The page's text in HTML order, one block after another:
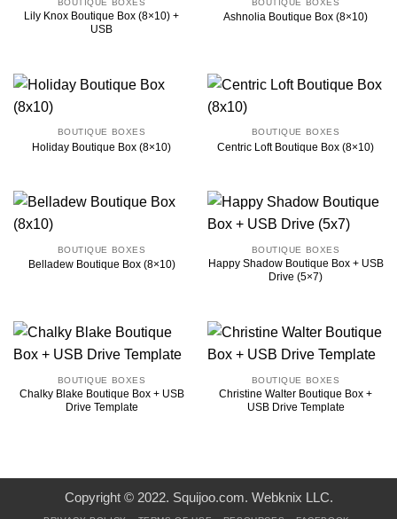
Lily Knox Boutique Box (8×10) +
USB
Ashnolia Boutique Box (8×10)
BOUTIQUE BOXES
Holiday Boutique Box (8×10)
BOUTIQUE BOXES
Centric Loft Boutique Box (8×10)
BOUTIQUE BOXES
Belladew Boutique Box (8×10)
BOUTIQUE BOXES
Happy Shadow Boutique Box + USB
Drive (5×7)
BOUTIQUE BOXES
Chalky Blake Boutique Box + USB
Drive Template
BOUTIQUE BOXES
Christine Walter Boutique Box +
USB Drive Template
Copyright © 2022. Squijoo.com. Webknix LLC.